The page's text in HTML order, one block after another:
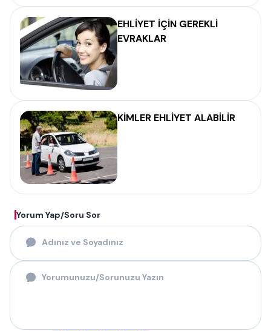
EHLİYET İÇİN GEREKLİ
EVRAKLAR
KİMLER EHLİYET ALABİLİR
Yorum Yap/Soru Sor